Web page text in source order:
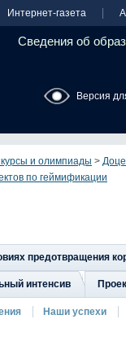
Интернет-газета
Сведения об
Версия
и олимпиады >
по геймификации
предотвращения
интенсив
Наши успехи